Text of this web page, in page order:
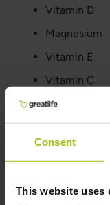
Consent
This website uses
Vitamin D
Magnesium
Vitamin E
Vitamin C
B-vitaminer
Adaptogener
Leverdetox
Husk, at